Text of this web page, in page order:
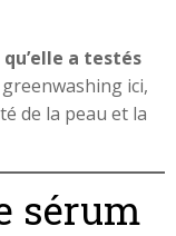
qu’elle a testés
greenwashing ici,
de la peau et la
sérum